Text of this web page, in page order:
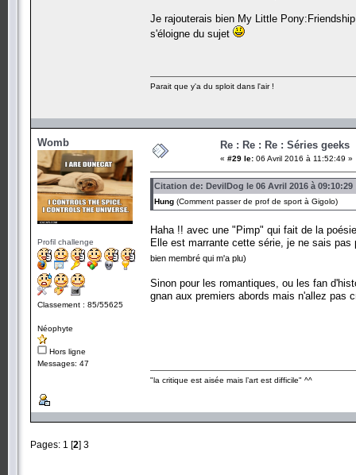
Je rajouterais bien My Little
s'éloigne du sujet
Parait que y'a du sploit dans l'air !
Womb
Profil challenge
Classement : 85/55625
Néophyte
Hors ligne
Messages: 47
Re : Re : Re : Séries geeks
« #29 le: 06 Avril 2016 à 11:52:49 »
Citation de: DevilDog le 06 Avril 2016 à 09:10:29
Hung (Comment passer de prof de sport à Gigolo)
Haha !! avec une "Pimp" qui fait de la
Elle est marrante cette série, je ne sais
bien membré qui m'a plu)
Sinon pour les romantiques, ou les fan
gnan aux premiers abords mais n'allez pas
"la critique est aisée mais l’art est difficile" ^^
Pages: 1 [2] 3